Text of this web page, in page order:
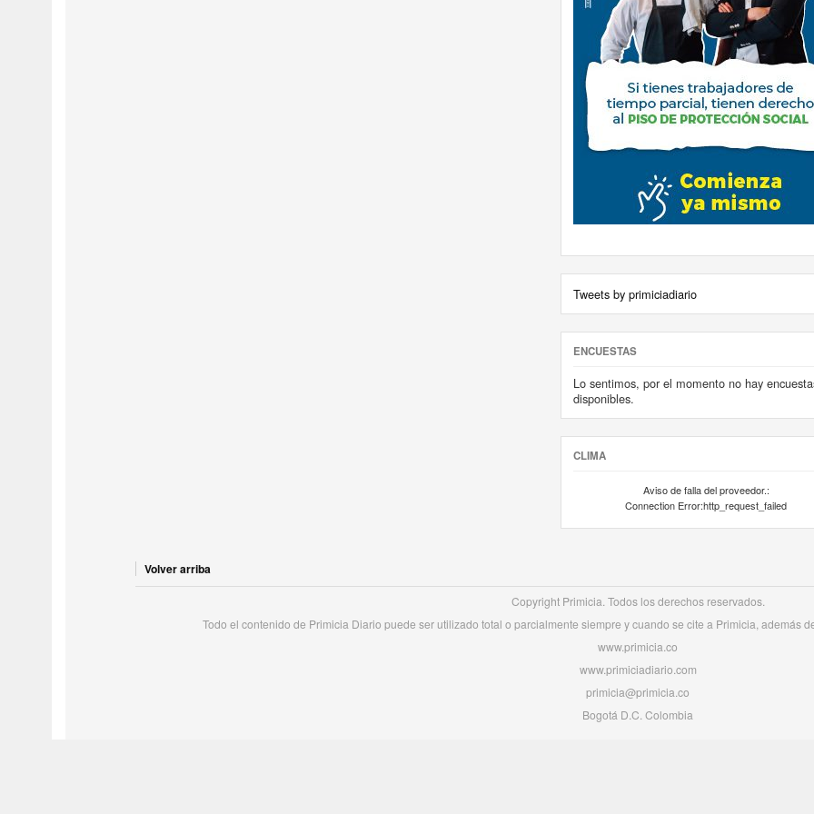
Tweets by primiciadiario
ENCUESTAS
Lo sentimos, por el momento no hay
disponibles.
CLIMA
Aviso de falla del proveedor.:
Connection Error:http_request_failed
Volver arriba
Copyright Primicia. Todos los derechos reservados.
Todo el contenido de Primicia Diario puede ser utilizado total o parcialmente siempre y cuando se cite a Primicia, además
www.primicia.co
www.primiciadiario.com
primicia@primicia.co
Bogotá D.C. Colombia